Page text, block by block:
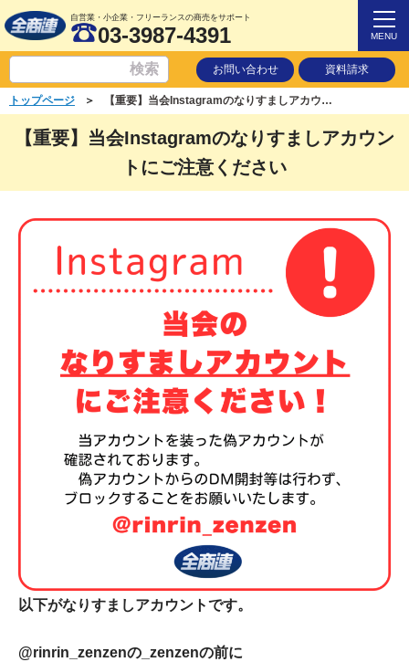
自営業・小企業・フリーランスの商売をサポート
03-3987-4391 MENU
お問い合わせ 資料請求
トップページ ＞ 【重要】当会Instagramのなりすましアカウントにご注意ください
【重要】当会Instagramのなりすましアカウン
トにご注意ください
以下がなりすましアカウントです。
@rinrin_zenzenの zenzenの前に